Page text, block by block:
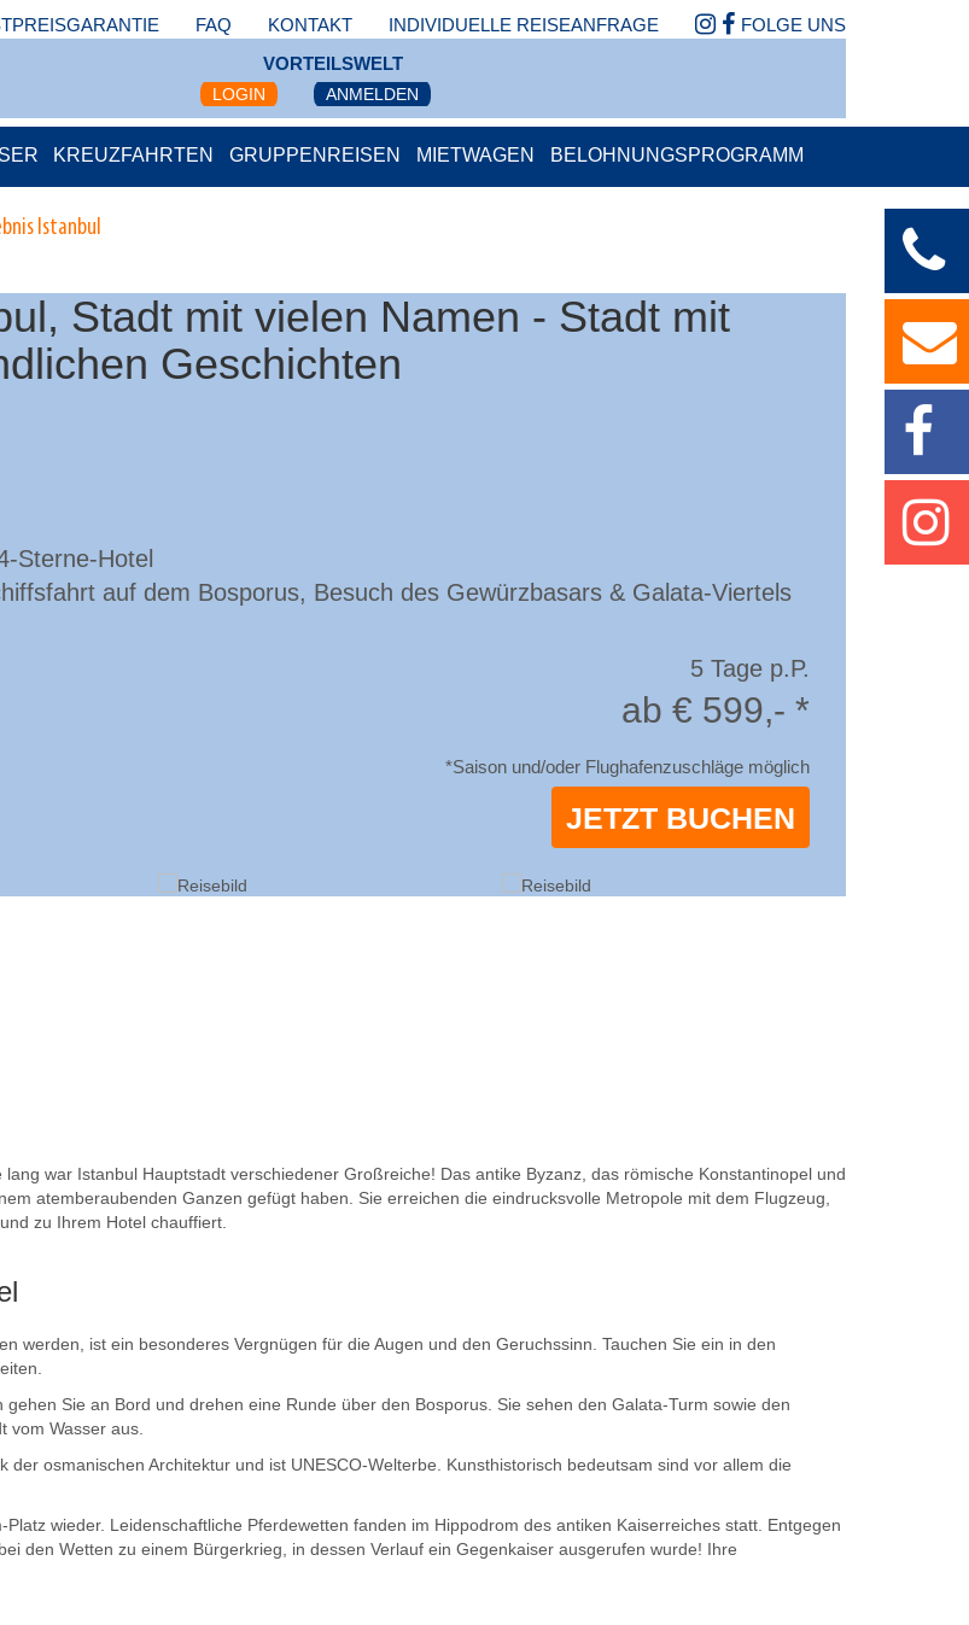
FOLGE UNS
INDIVIDUELLE REISEANFRAGE
KONTAKT
FAQ
VORTEILSWELT
LOGIN ANMELDEN
KREUZFAHRTEN GRUPPENREISEN MIETWAGEN BELOHNUNGSPROGRAMM
Istanbul
Stadt mit vielen Namen - Stadt mit
Geschichten
Sterne-Hotel
auf dem Bosporus, Besuch des Gewürzbasars & Galata-Viertels
5 Tage p.P.
ab € 599,- *
*Saison und/oder Flughafenzuschläge möglich
JETZT BUCHEN
war Istanbul Hauptstadt verschiedener Großreiche! Das antike Byzanz, das römische Konstantinopel und
atemberaubenden Ganzen gefügt haben. Sie erreichen die eindrucksvolle Metropole mit dem Flugzeug,
zu Ihrem Hotel chauffiert.
werden, ist ein besonderes Vergnügen für die Augen und den Geruchssinn. Tauchen Sie ein in den
Sie an Bord und drehen eine Runde über den Bosporus. Sie sehen den Galata-Turm sowie den
vom Wasser aus.
osmanischen Architektur und ist UNESCO-Welterbe. Kunsthistorisch bedeutsam sind vor allem die
wieder. Leidenschaftliche Pferdewetten fanden im Hippodrom des antiken Kaiserreiches statt. Entgegen
den Wetten zu einem Bürgerkrieg, in dessen Verlauf ein Gegenkaiser ausgerufen wurde! Ihre